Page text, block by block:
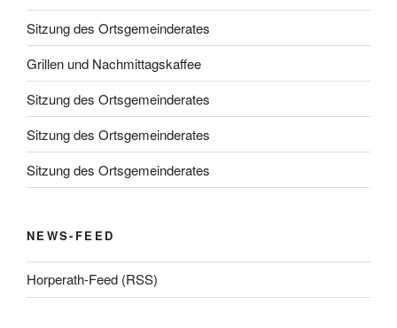
Sitzung des Ortsgemeinderates
Grillen und Nachmittagskaffee
Sitzung des Ortsgemeinderates
Sitzung des Ortsgemeinderates
Sitzung des Ortsgemeinderates
NEWS-FEED
Horperath-Feed (RSS)